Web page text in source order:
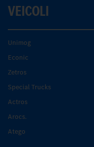
VEICOLI
Unimog
Econic
Zetros
Special Trucks
Actros
Arocs.
Atego